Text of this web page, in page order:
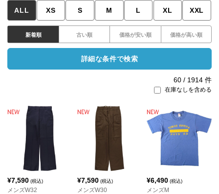
ALL XS S M L XL XXL
新着順 古い順 価格が安い順 価格が高い順
詳細な条件で検索
60 / 1914 件
在庫なしを含める
¥7,590 (税込)
メンズW32
¥7,590(税込)
メンズW30
¥6,490 (税込)
メンズM